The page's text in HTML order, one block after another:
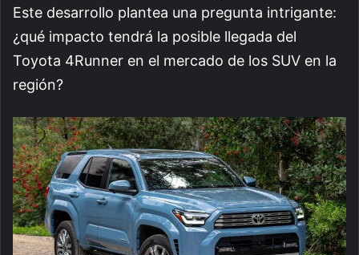
Este desarrollo plantea una pregunta intrigante:
¿qué impacto tendrá la posible llegada del
Toyota 4Runner en el mercado de los SUV en la
región?